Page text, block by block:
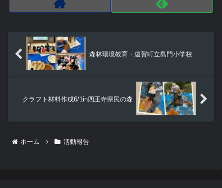
森林環境教育・遠賀町立島門小学校
クラフト材料作成6/1in四王寺県民の森
ホーム 活動報告